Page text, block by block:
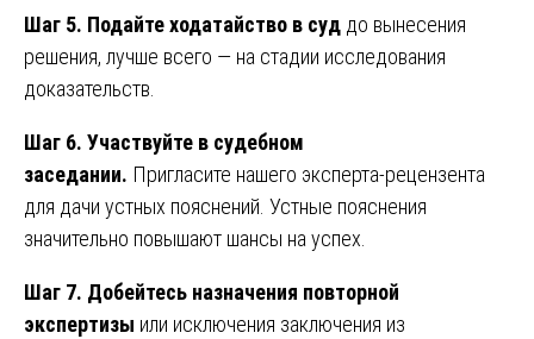
Шаг 5. Подайте ходатайство в суд до вынесения
решения, лучше всего — на стадии исследования
доказательств.
Шаг 6. Участвуйте в судебном
заседании. Пригласите нашего эксперта-рецензента
для дачи устных пояснений. Устные пояснения
значительно повышают шансы на успех.
Шаг 7. Добейтесь назначения повторной
экспертизы или исключения заключения из